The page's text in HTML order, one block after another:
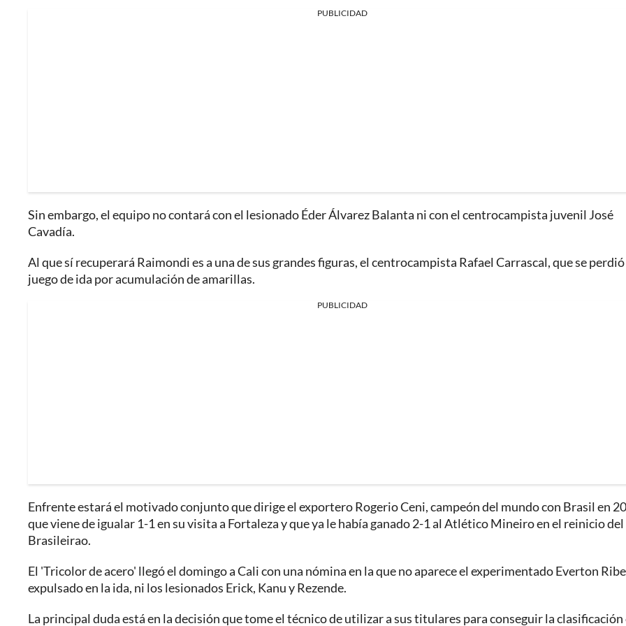
PUBLICIDAD
Sin embargo, el equipo no contará con el lesionado Éder Álvarez Balanta ni con el centrocampista juvenil José
Cavadía.
Al que sí recuperará Raimondi es a una de sus grandes figuras, el centrocampista Rafael Carrascal, que se
juego de ida por acumulación de amarillas.
PUBLICIDAD
Enfrente estará el motivado conjunto que dirige el exportero Rogerio Ceni, campeón del mundo con Brasil en
que viene de igualar 1-1 en su visita a Fortaleza y que ya le había ganado 2-1 al Atlético Mineiro en el reinicio del
Brasileirao.
El 'Tricolor de acero' llegó el domingo a Cali con una nómina en la que no aparece el experimentado Everton
expulsado en la ida, ni los lesionados Erick, Kanu y Rezende.
La principal duda está en la decisión que tome el técnico de utilizar a sus titulares para conseguir la clasificación